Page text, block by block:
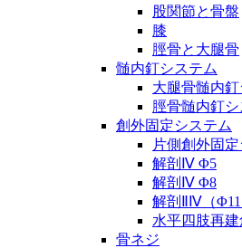
股関節と骨盤
膝
脛骨と大腿骨
髄内釘システム
大腿骨髄内
脛骨髄内釘シ
創外固定システム
片側創外固
解剖Ⅳ Φ5
解剖Ⅳ Φ8
解剖ⅡⅣ（Φ11
水平四肢再
骨ネジ